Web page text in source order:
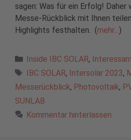
sagen: Was für ein Erfolg! Daher
Messe-Rückblick mit Ihnen
Highlights festhalten. (mehr… )
Kategorien
Inside IBC SOLAR,
Schlagwörter
IBC SOLAR, Intersolar 2023,
Messerückblick, Photovoltaik,
SUNLAB
Kommentar hinterlassen